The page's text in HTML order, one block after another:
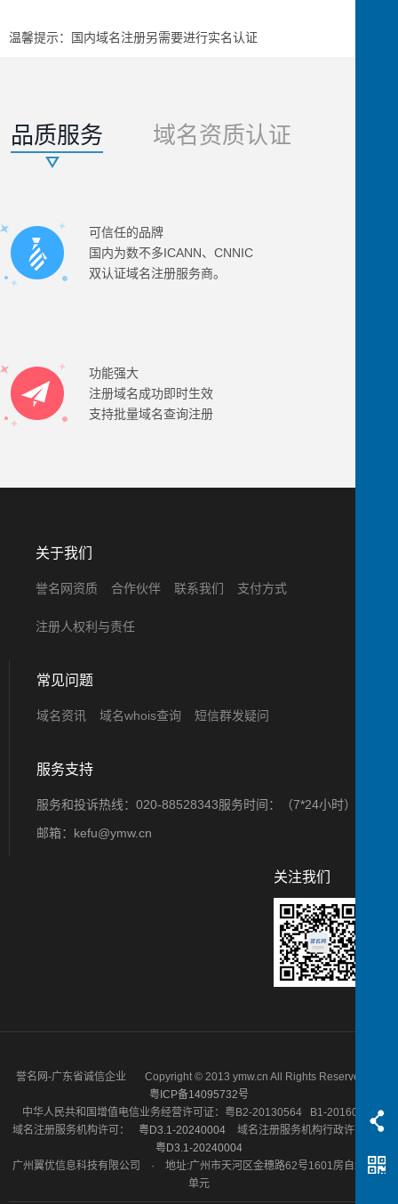
温馨提示： 国内域名注册另需要进行实名认证
品质服务 域名资质认证
可信任的品牌
国内为数不多ICANN、CNNIC
双认证域名注册服务商。
功能强大
注册域名成功即时生效
支持批量域名查询注册
关于我们
誉名网资质 合作伙伴 联系我们 支付方式
注册人权利与责任
常见问题
域名资讯 域名whois查询 短信群发疑问
服务支持
服务和投诉热线：020-88528343服务时间：（7*24小时）
邮箱：kefu@ymw.cn
关注我们
誉名网-广东省诚信企业 Copyright © 2013 ymw.cn All Rights Reserved
粤ICP备14095732号
中华人民共和国增值电信业务经营许可证：粤B2-20130564 B1-20160670
域名注册服务机构许可：
粤D3.1-20240004
域名注册服务机构行政许可号：
粤D3.1-20240004
广州翼优信息科技有限公司 · 地址:广州市天河区金穗路62号1601房自编之一
单元